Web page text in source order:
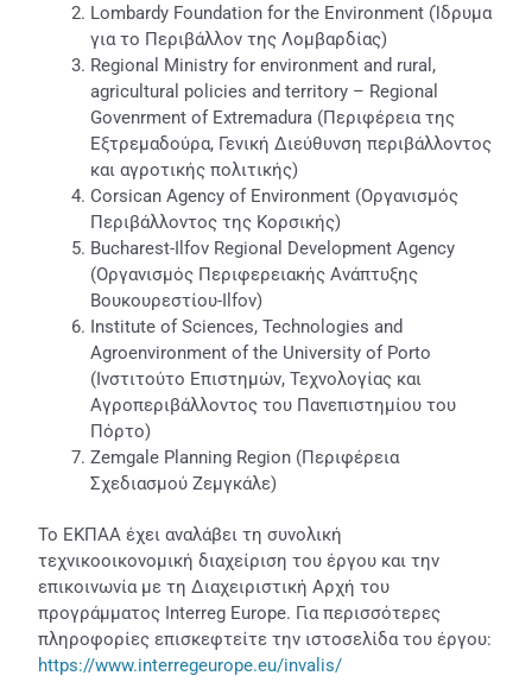
Lombardy Foundation for the Environment (Ίδρυμα
για το Περιβάλλον της Λομβαρδίας)
Regional Ministry for environment and rural,
agricultural policies and territory – Regional
Govenrment of Extremadura (Περιφέρεια της
Εξτρεμαδούρα, Γενική Διεύθυνση περιβάλλοντος
και αγροτικής πολιτικής)
Corsican Agency of Environment (Οργανισμός
Περιβάλλοντος της Κορσικής)
Bucharest-Ilfov Regional Development Agency
(Οργανισμός Περιφερειακής Ανάπτυξης
Βουκουρεστίου-Ilfov)
Institute of Sciences, Technologies and
Agroenvironment of the University of Porto
(Ινστιτούτο Επιστημών, Τεχνολογίας και
Αγροπεριβάλλοντος του Πανεπιστημίου του
Πόρτο)
Zemgale Planning Region (Περιφέρεια
Σχεδιασμού Ζεμγκάλε)
Το ΕΚΠΑΑ έχει αναλάβει τη συνολική
τεχνικοοικονομική διαχείριση του έργου και την
επικοινωνία με τη Διαχειριστική Αρχή του
προγράμματος Interreg Europe. Για περισσότερες
πληροφορίες επισκεφτείτε την ιστοσελίδα του έργου:
https://www.interregeurope.eu/invalis/